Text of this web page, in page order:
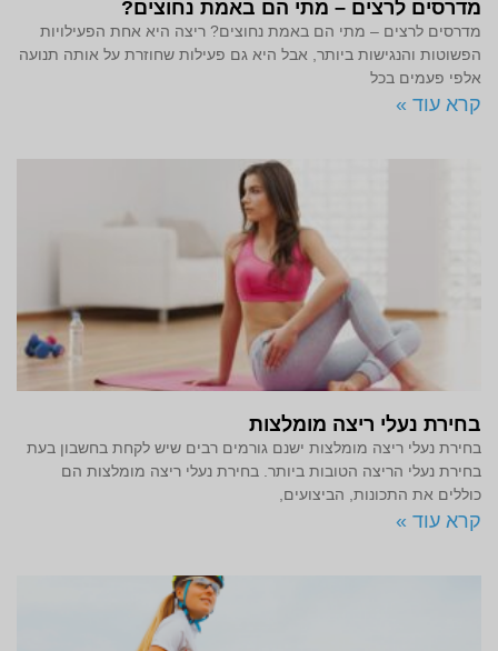
מדרסים לרצים – מתי הם באמת נחוצים?
מדרסים לרצים – מתי הם באמת נחוצים? ריצה היא אחת הפעילויות
הפשוטות והנגישות ביותר, אבל היא גם פעילות שחוזרת על אותה תנועה
אלפי פעמים בכל
קרא עוד »
בחירת נעלי ריצה מומלצות
בחירת נעלי ריצה מומלצות ישנם גורמים רבים שיש לקחת בחשבון בעת
בחירת נעלי הריצה הטובות ביותר. בחירת נעלי ריצה מומלצות הם
כוללים את התכונות, הביצועים,
קרא עוד »